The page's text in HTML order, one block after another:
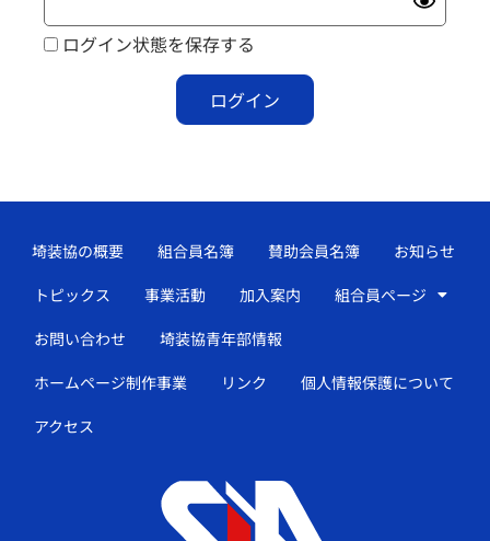
ログイン状態を保存する
埼装協の概要 組合員名簿 賛助会員名簿
お知らせ
トピックス
事業活動 加入案内
組合員ページ
お問い合わせ
埼装協青年部情報
ホームページ制作事業
リンク
個人情報保護について
アクセス